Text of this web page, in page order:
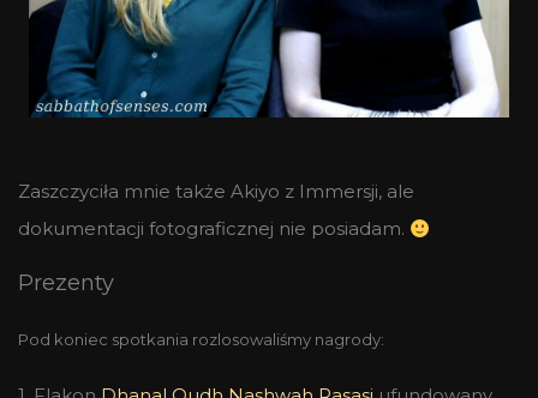
Zaszczyciła mnie także Akiyo z Immersji, ale
dokumentacji fotograficznej nie posiadam.
Prezenty
Pod koniec spotkania rozlosowaliśmy nagrody: